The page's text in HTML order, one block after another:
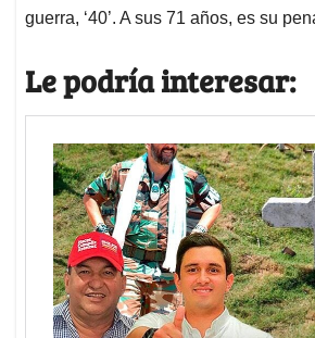
guerra, ‘40’. A sus 71 años, es su
Le podría interesar: